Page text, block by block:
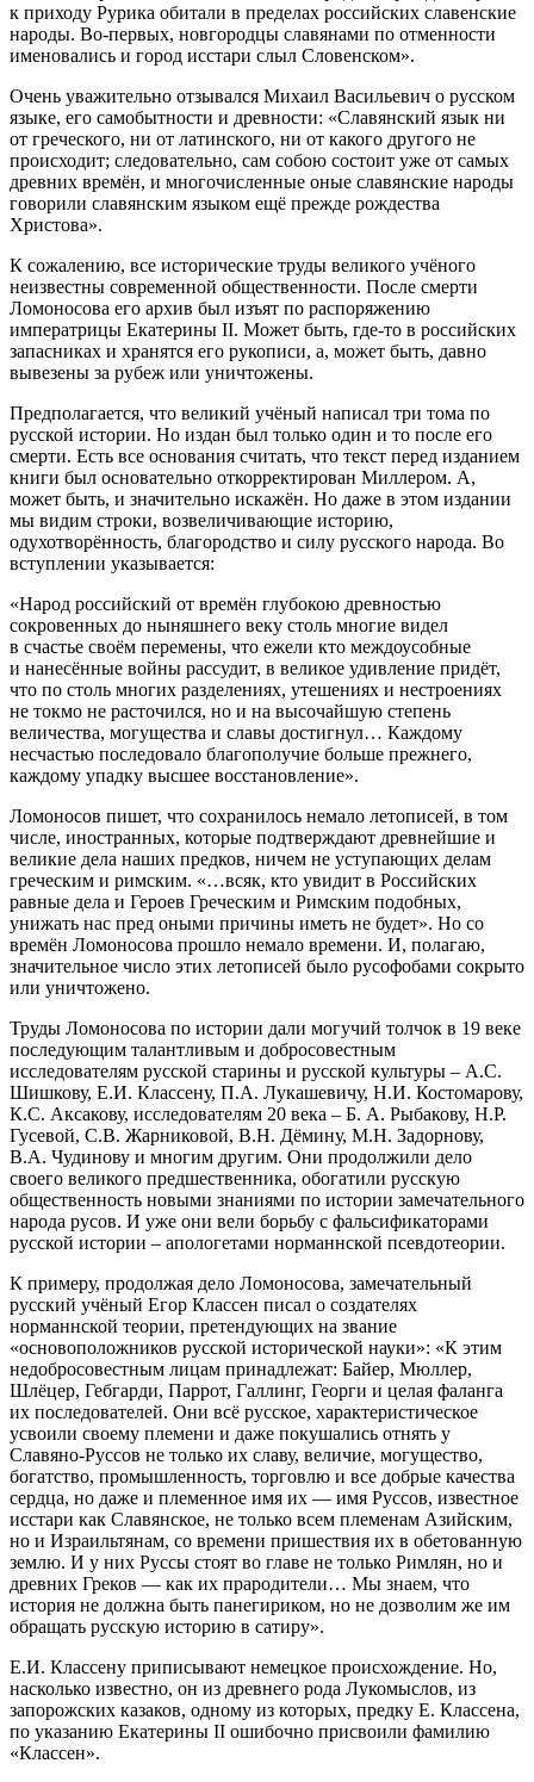
к приходу Рурика обитали в пределах российских славенские
народы. Во-первых, новгородцы славянами по отменности
именовались и город исстари слыл Словенском».
Очень уважительно отзывался Михаил Васильевич о русском
языке, его самобытности и древности: «Славянский язык ни
от греческого, ни от латинского, ни от какого другого не
происходит; следовательно, сам собою состоит уже от самых
древних времён, и многочисленные оные славянские народы
говорили славянским языком ещё прежде рождества
Христова».
К сожалению, все исторические труды великого учёного
неизвестны современной общественности. После смерти
Ломоносова его архив был изъят по распоряжению
императрицы Екатерины II. Может быть, где-то в российских
запасниках и хранятся его рукописи, а, может быть, давно
вывезены за рубеж или уничтожены.
Предполагается, что великий учёный написал три тома по
русской истории. Но издан был только один и то после его
смерти. Есть все основания считать, что текст перед изданием
книги был основательно откорректирован Миллером. А,
может быть, и значительно искажён. Но даже в этом издании
мы видим строки, возвеличивающие историю,
одухотворённость, благородство и силу русского народа. Во
вступлении указывается:
«Народ российский от времён глубокою древностью
сокровенных до ныняшнего веку столь многие видел
в счастье своём перемены, что ежели кто междоусобные
и нанесённые войны рассудит, в великое удивление придёт,
что по столь многих разделениях, утешениях и нестроениях
не токмо не расточился, но и на высочайшую степень
величества, могущества и славы достигнул… Каждому
несчастью последовало благополучие больше прежнего,
каждому упадку высшее восстановление».
Ломоносов пишет, что сохранилось немало летописей, в том
числе, иностранных, которые подтверждают древнейшие и
великие дела наших предков, ничем не уступающих делам
греческим и римским. «…всяк, кто увидит в Российских
равные дела и Героев Греческим и Римским подобных,
унижать нас пред оными причины иметь не будет». Но со
времён Ломоносова прошло немало времени. И, полагаю,
значительное число этих летописей было русофобами сокрыто
или уничтожено.
Труды Ломоносова по истории дали могучий толчок в 19 веке
последующим талантливым и добросовестным
исследователям русской старины и русской культуры – А.С.
Шишкову, Е.И. Классену, П.А. Лукашевичу, Н.И. Костомарову,
К.С. Аксакову, исследователям 20 века – Б. А. Рыбакову, Н.Р.
Гусевой, С.В. Жарниковой, В.Н. Дёмину, М.Н. Задорнову,
В.А. Чудинову и многим другим. Они продолжили дело
своего великого предшественника, обогатили русскую
общественность новыми знаниями по истории замечательного
народа русов. И уже они вели борьбу с фальсификаторами
русской истории – апологетами норманнской псевдотеории.
К примеру, продолжая дело Ломоносова, замечательный
русский учёный Егор Классен писал о создателях
норманнской теории, претендующих на звание
«основоположников русской исторической науки»: «К этим
недобросовестным лицам принадлежат: Байер, Мюллер,
Шлёцер, Гебгарди, Паррот, Галлинг, Георги и целая фаланга
их последователей. Они всё русское, характеристическое
усвоили своему племени и даже покушались отнять у
Славяно-Руссов не только их славу, величие, могущество,
богатство, промышленность, торговлю и все добрые качества
сердца, но даже и племенное имя их — имя Руссов, известное
исстари как Славянское, не только всем племенам Азийским,
но и Израильтянам, со времени пришествия их в обетованную
землю. И у них Руссы стоят во главе не только Римлян, но и
древних Греков — как их прародители… Мы знаем, что
история не должна быть панегириком, но не дозволим же им
обращать русскую историю в сатиру».
Е.И. Классену приписывают немецкое происхождение. Но,
насколько известно, он из древнего рода Лукомыслов, из
запорожских казаков, одному из которых, предку Е. Классена,
по указанию Екатерины II ошибочно присвоили фамилию
«Классен».